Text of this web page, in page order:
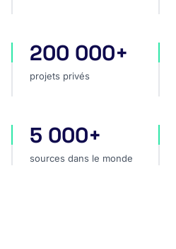
projets privés
200 000+
projets privés
sources dans le monde
5 000+
sources dans le monde